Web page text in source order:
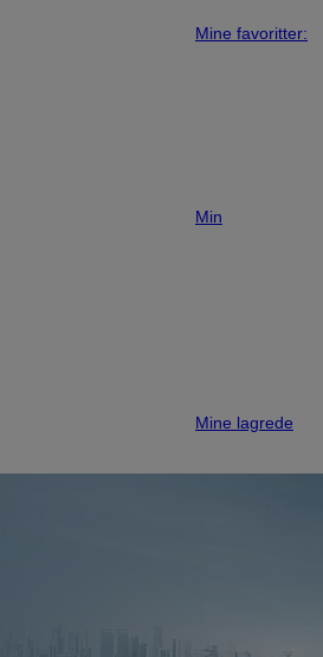
Mine favoritter:
Min
Mine lagrede